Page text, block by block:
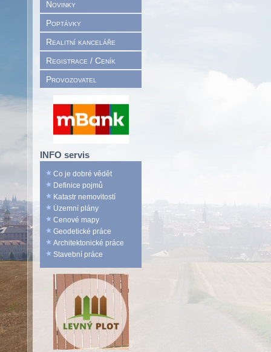
Novinky
Poptávky
Realitní kanceláře
Registrace / Ceník
Provozovatel
INFO servis
Co je dobré vědět
Definice pojmů
Katastr nemovitostí
Územní plány
Cenové mapy
Geodetické práce
Architektonické práce
Stavební práce